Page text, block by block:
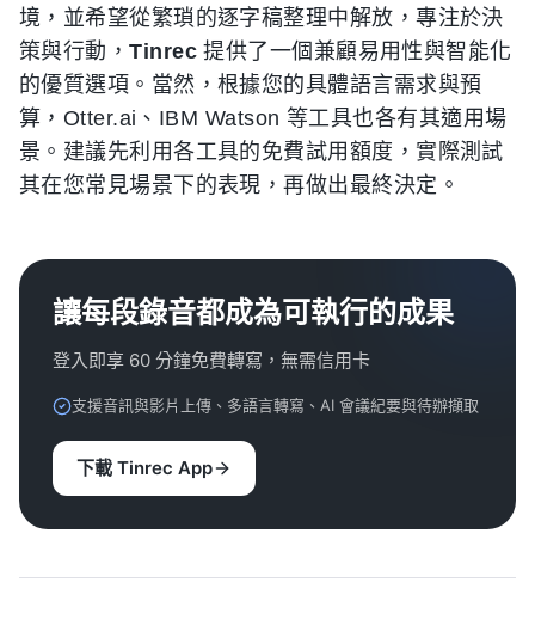
境，並希望從繁瑣的逐字稿整理中解放，專注於決
策與行動，Tinrec提供了一個兼顧易用性與智能化
的優質選項。當然，根據您的具體語言需求與預
算，Otter.ai、IBM Watson 等工具也各有其適用場
景。建議先利用各工具的免費試用額度，實際測試
其在您常見場景下的表現，再做出最終決定。
讓每段錄音都成為可執行的成果
登入即享 60 分鐘免費轉寫，無需信用卡
支援音訊與影片上傳、多語言轉寫、AI 會議紀要與待辦擷取
下載 Tinrec App